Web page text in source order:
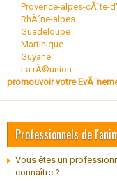
Provence-alpes-cÃ´te-
RhÃ´ne-alpes
Guadeloupe
Martinique
Guyane
La rÃ©union
promouvoir votre
Professionnels de
Vous êtes un
connaître ?